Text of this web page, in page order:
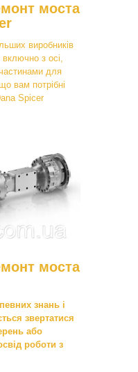
моста
виробників
включно з осі,
для
вам потрібні
Spicer
моста
знань і
звертатися
або
роботи з